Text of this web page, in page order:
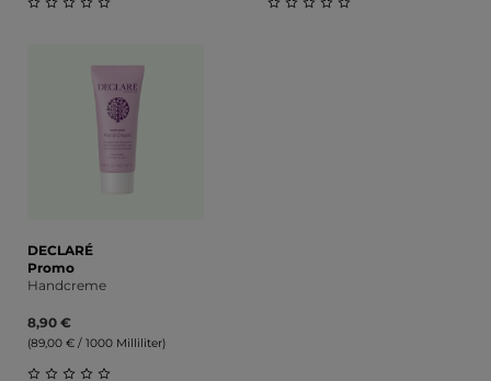
DECLARÉ
Promo
Handcreme
8,90 €
(89,00 € / 1000 Milliliter)